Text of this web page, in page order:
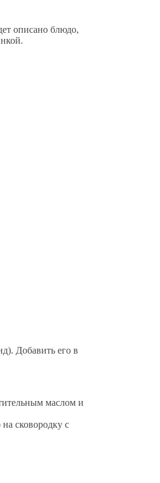
описано блюдо,
Добавить его в
маслом и
сковородку с